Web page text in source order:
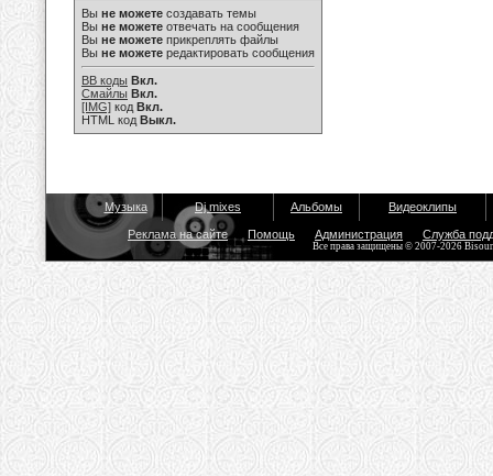
Вы не можете создавать темы
Вы не можете отвечать на сообщения
Вы не можете прикреплять файлы
Вы не можете редактировать сообщения
BB коды Вкл.
Смайлы Вкл.
[IMG] код Вкл.
HTML код Выкл.
Музыка Dj mixes Альбомы Видеоклипы
Реклама на сайте Помощь Администрация Служба
Все права защищены © 2007-2026